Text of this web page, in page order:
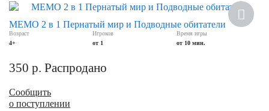
МЕМО 2 в 1 Пернатый мир и Подводные обитатели
Возраст
4+
Игроков
от 1
Время игры
от 10 мин.
350 р. Распродано
Сообщить
о поступлении